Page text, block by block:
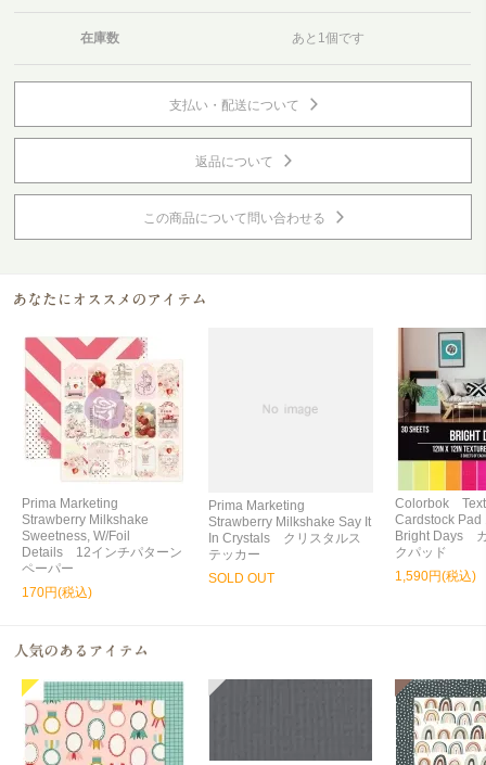
在庫数 あと1個です
支払い・配送について
返品について
この商品について問い合わせる
Prima Marketing
Strawberry Milkshake
Sweetness, W/Foil
Details 12インチパターン
ペーパー
170円(税込)
Prima Marketing
Strawberry Milkshake Say It
In Crystals クリスタルス
テッカー
SOLD OUT
Colorbok
Cardstock Pad
Bright Days
クパッド
1,590円(税込)